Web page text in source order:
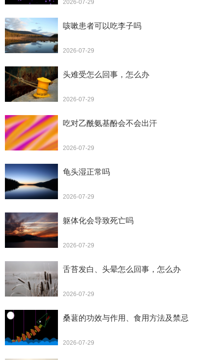
2026-07-29
咳嗽患者可以吃李子吗
2026-07-29
头难受怎么回事，怎么办
2026-07-29
吃对乙酰氨基酚会不会出汗
2026-07-29
龟头湿正常吗
2026-07-29
躯体化会导致死亡吗
2026-07-29
舌苔发白、头晕怎么回事，怎么办
2026-07-29
桑葚的功效与作用、食用方法及禁忌
2026-07-29